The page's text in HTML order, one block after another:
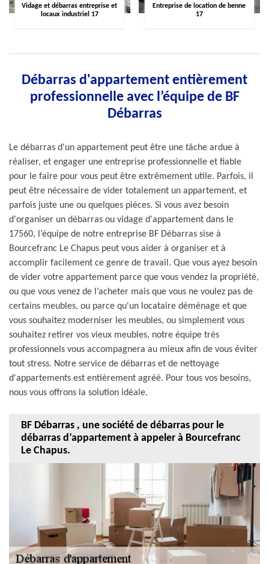
Vidage et débarras entreprise et
locaux industriel 17
Entreprise de location de benne
17
Débarras d'appartement entièrement
professionnelle avec l’équipe de BF
Débarras
Le débarras d'un appartement peut être une tâche ardue à
réaliser, et engager une entreprise professionnelle et fiable
pour le faire pour vous peut être extrêmement utile. Parfois, il
peut être nécessaire de vider totalement un appartement, et
parfois juste une ou quelques pièces. Si vous avez besoin
d'organiser un débarras ou vidage d'appartement dans le
17560, l’équipe de notre entreprise BF Débarras sise à
Bourcefranc Le Chapus peut vous aider à organiser et à
accomplir facilement ce genre de travail. Que vous ayez besoin
de vider votre appartement parce que vous vendez la propriété,
ou que vous venez de l’acheter mais que vous ne voulez pas de
certains meubles, ou parce qu'un locataire déménage et que
vous souhaitez moderniser les meubles, ou simplement vous
souhaitez retirer vos vieux meubles, notre équipe très
professionnels vous accompagnera au mieux afin de vous éviter
tout stress. Notre service de débarras et de nettoyage
d'appartements est entièrement agréé. Pour tous vos besoins,
nous vous offrons la solution idéale.
BF Débarras , une société de débarras pour le
débarras d’appartement à appeler à Bourcefranc
Le Chapus.